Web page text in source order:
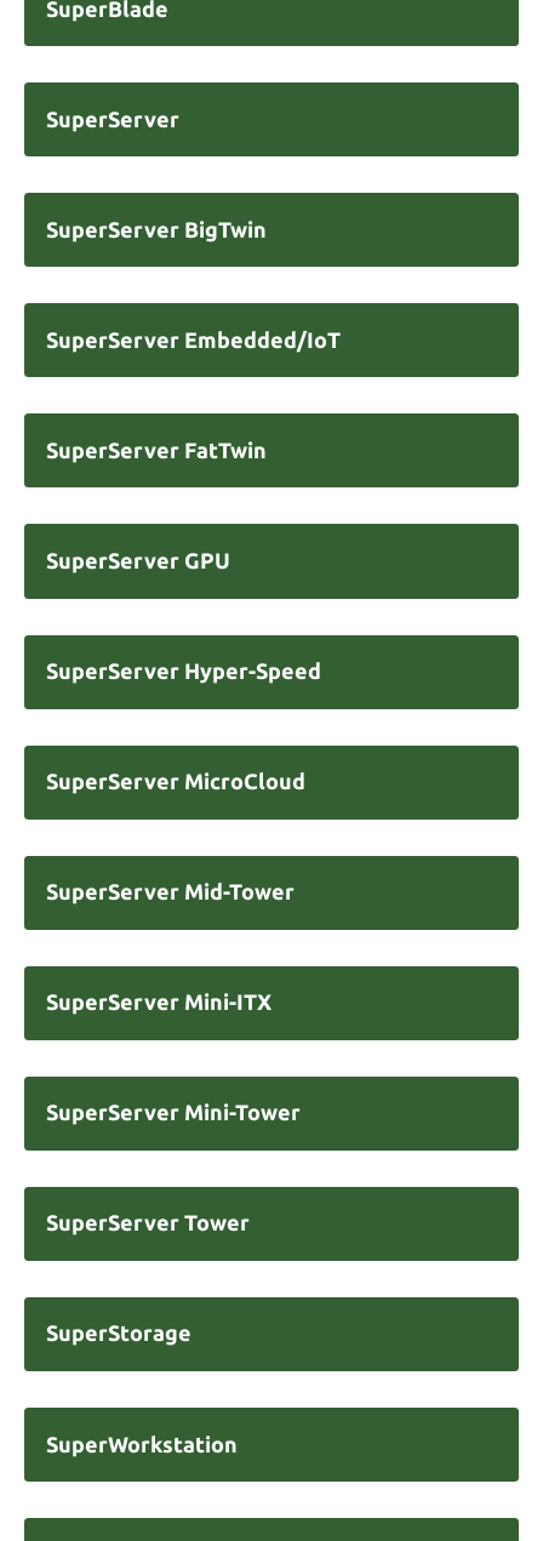
SuperBlade
SuperServer
SuperServer BigTwin
SuperServer Embedded/IoT
SuperServer FatTwin
SuperServer GPU
SuperServer Hyper-Speed
SuperServer MicroCloud
SuperServer Mid-Tower
SuperServer Mini-ITX
SuperServer Mini-Tower
SuperServer Tower
SuperStorage
SuperWorkstation